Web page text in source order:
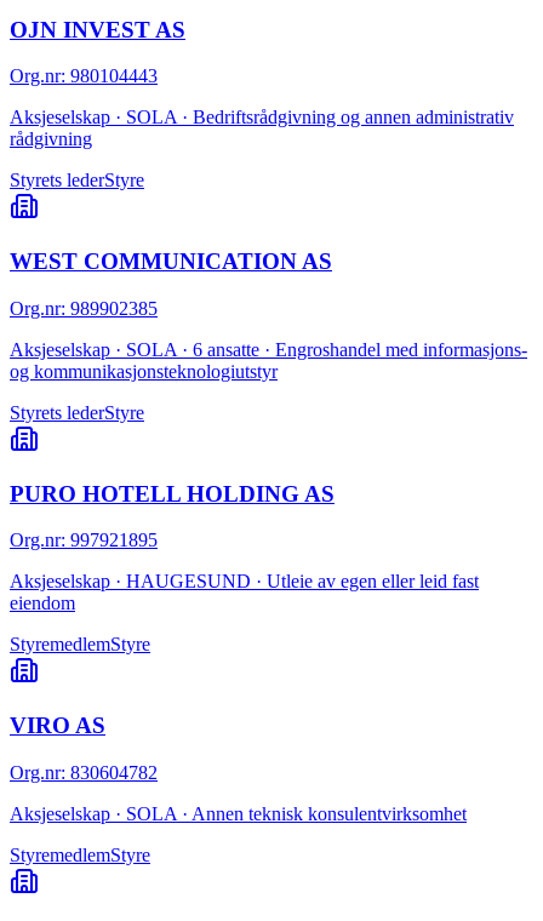
OJN INVEST AS
Org.nr: 980104443
Aksjeselskap · SOLA · Bedriftsrådgivning og annen administrativ
rådgivning
Styrets lederStyre
WEST COMMUNICATION AS
Org.nr: 989902385
Aksjeselskap · SOLA · 6 ansatte · Engroshandel med informasjons-
og kommunikasjonsteknologiutstyr
Styrets lederStyre
PURO HOTELL HOLDING AS
Org.nr: 997921895
Aksjeselskap · HAUGESUND · Utleie av egen eller leid fast
eiendom
StyremedlemStyre
VIRO AS
Org.nr: 830604782
Aksjeselskap · SOLA · Annen teknisk konsulentvirksomhet
StyremedlemStyre